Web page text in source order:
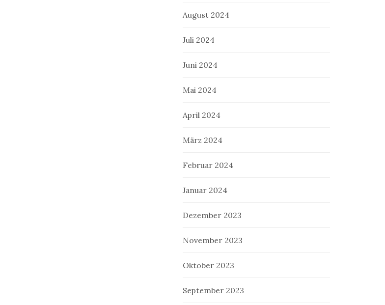
August 2024
Juli 2024
Juni 2024
Mai 2024
April 2024
März 2024
Februar 2024
Januar 2024
Dezember 2023
November 2023
Oktober 2023
September 2023